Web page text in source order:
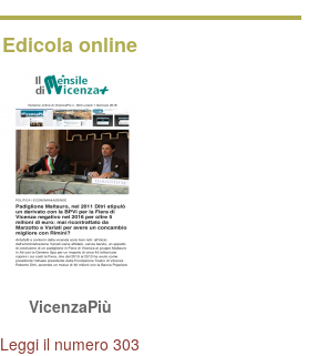
Edicola online
VicenzaPiù
Leggi il numero 303